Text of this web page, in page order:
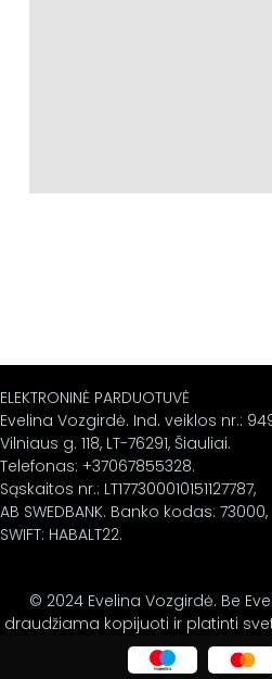
ELEKTRONINĖ PARDUOTUVĖ
Evelina Vozgirdė. Ind. veiklos nr.:
Vilniaus g. 118, LT-76291, Šiauliai.
Telefonas: +37067855328.
Sąskaitos nr.: LT177300010151127787,
AB SWEDBANK. Banko kodas: 73000,
SWIFT: HABALT22.
© 2024 Evelina Vozgirdė. Be
draudžiama kopijuoti ir platinti